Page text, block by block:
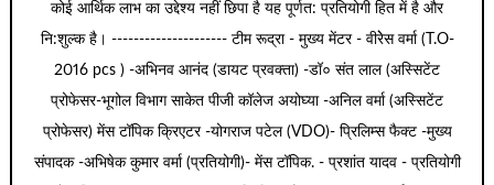
कोई आर्थिक लाभ का उद्देश्य नहीं छिपा है यह पूर्णत: प्रतियोगी हित में है और
नि:शुल्क है। --------------------- टीम रूद्रा - मुख्य मेंटर - वीरेेस वर्मा (T.O-
2016 pcs ) -अभिनव आनंद (डायट प्रवक्ता) -डॉ० संत लाल (अस्सिटेंट
प्रोफेसर-भूगोल विभाग साकेत पीजी कॉलेज अयोघ्या -अनिल वर्मा (अस्सिटेंट
प्रोफेसर) मेंस टॉपिक क्रिएटर -योगराज पटेल (VDO)- प्रिलिम्स फैक्ट -मुख्य
संपादक -अभिषेक कुमार वर्मा (प्रतियोगी)- मेंस टॉपिक. - प्रशांत यादव - प्रतियोगी